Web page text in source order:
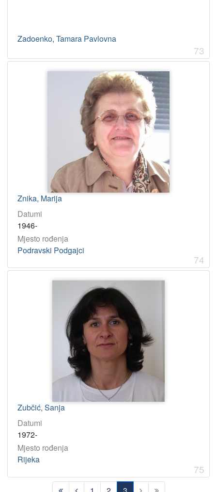
Zadoenko, Tamara Pavlovna
73
Znika, Marija
Datumi
1946-
Mjesto rođenja
Podravski Podgajci
74
Zubčić, Sanja
Datumi
1972-
Mjesto rođenja
Rijeka
75